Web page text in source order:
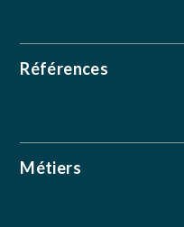
Références
Métiers